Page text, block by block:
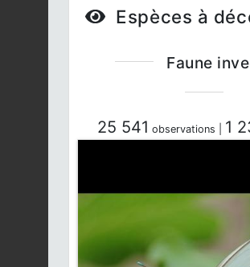
Espèces à
Faune
25 541 observations | 1